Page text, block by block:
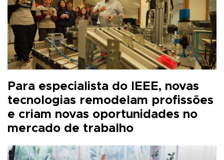
Para especialista do IEEE, novas
tecnologias remodelam profissões
e criam novas oportunidades no
mercado de trabalho